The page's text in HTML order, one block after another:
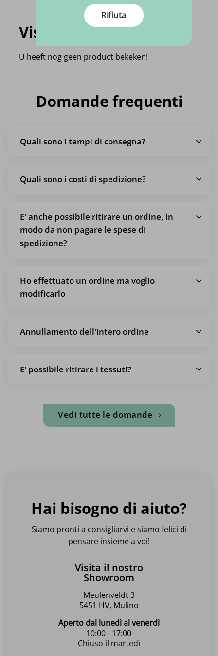
Visti di recente
U heeft nog geen product bekeken!
Domande frequenti
Quali sono i tempi di consegna?
Quali sono i costi di spedizione?
E' anche possibile ritirare un ordine, in
modo da non pagare le spese di
spedizione?
Ho effettuato un ordine ma voglio
modificarlo
Annullamento dell'intero ordine
E' possibile ritirare i tessuti?
Vedi tutte le domande
Hai bisogno di aiuto?
Siamo pronti a consigliarvi e siamo felici di
pensare insieme a voi!
Visita il nostro
Showroom
Meulenveldt 3
5451 HV, Mulino
Aperto dal lunedì al venerdì
10:00 - 17:00
Chiuso il martedì
Rifiuta